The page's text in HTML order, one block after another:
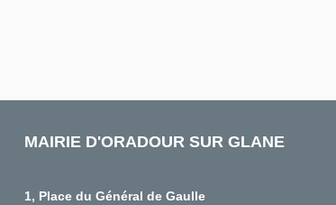
MAIRIE D'ORADOUR SUR GLANE
1, Place du Général de Gaulle